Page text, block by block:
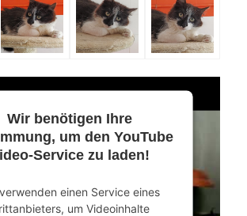
Wir benötigen Ihre
um den YouTube
Service zu laden!
einen Service eines
um Videoinhalte